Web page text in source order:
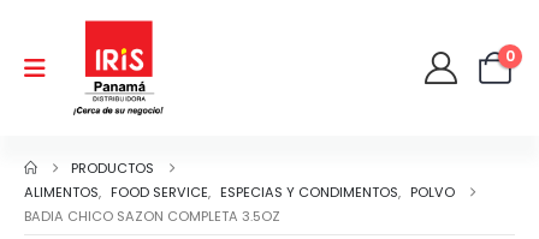
0
PRODUCTOS
ALIMENTOS, FOOD SERVICE, ESPECIAS Y CONDIMENTOS, POLVO
BADIA CHICO SAZON COMPLETA 3.5OZ